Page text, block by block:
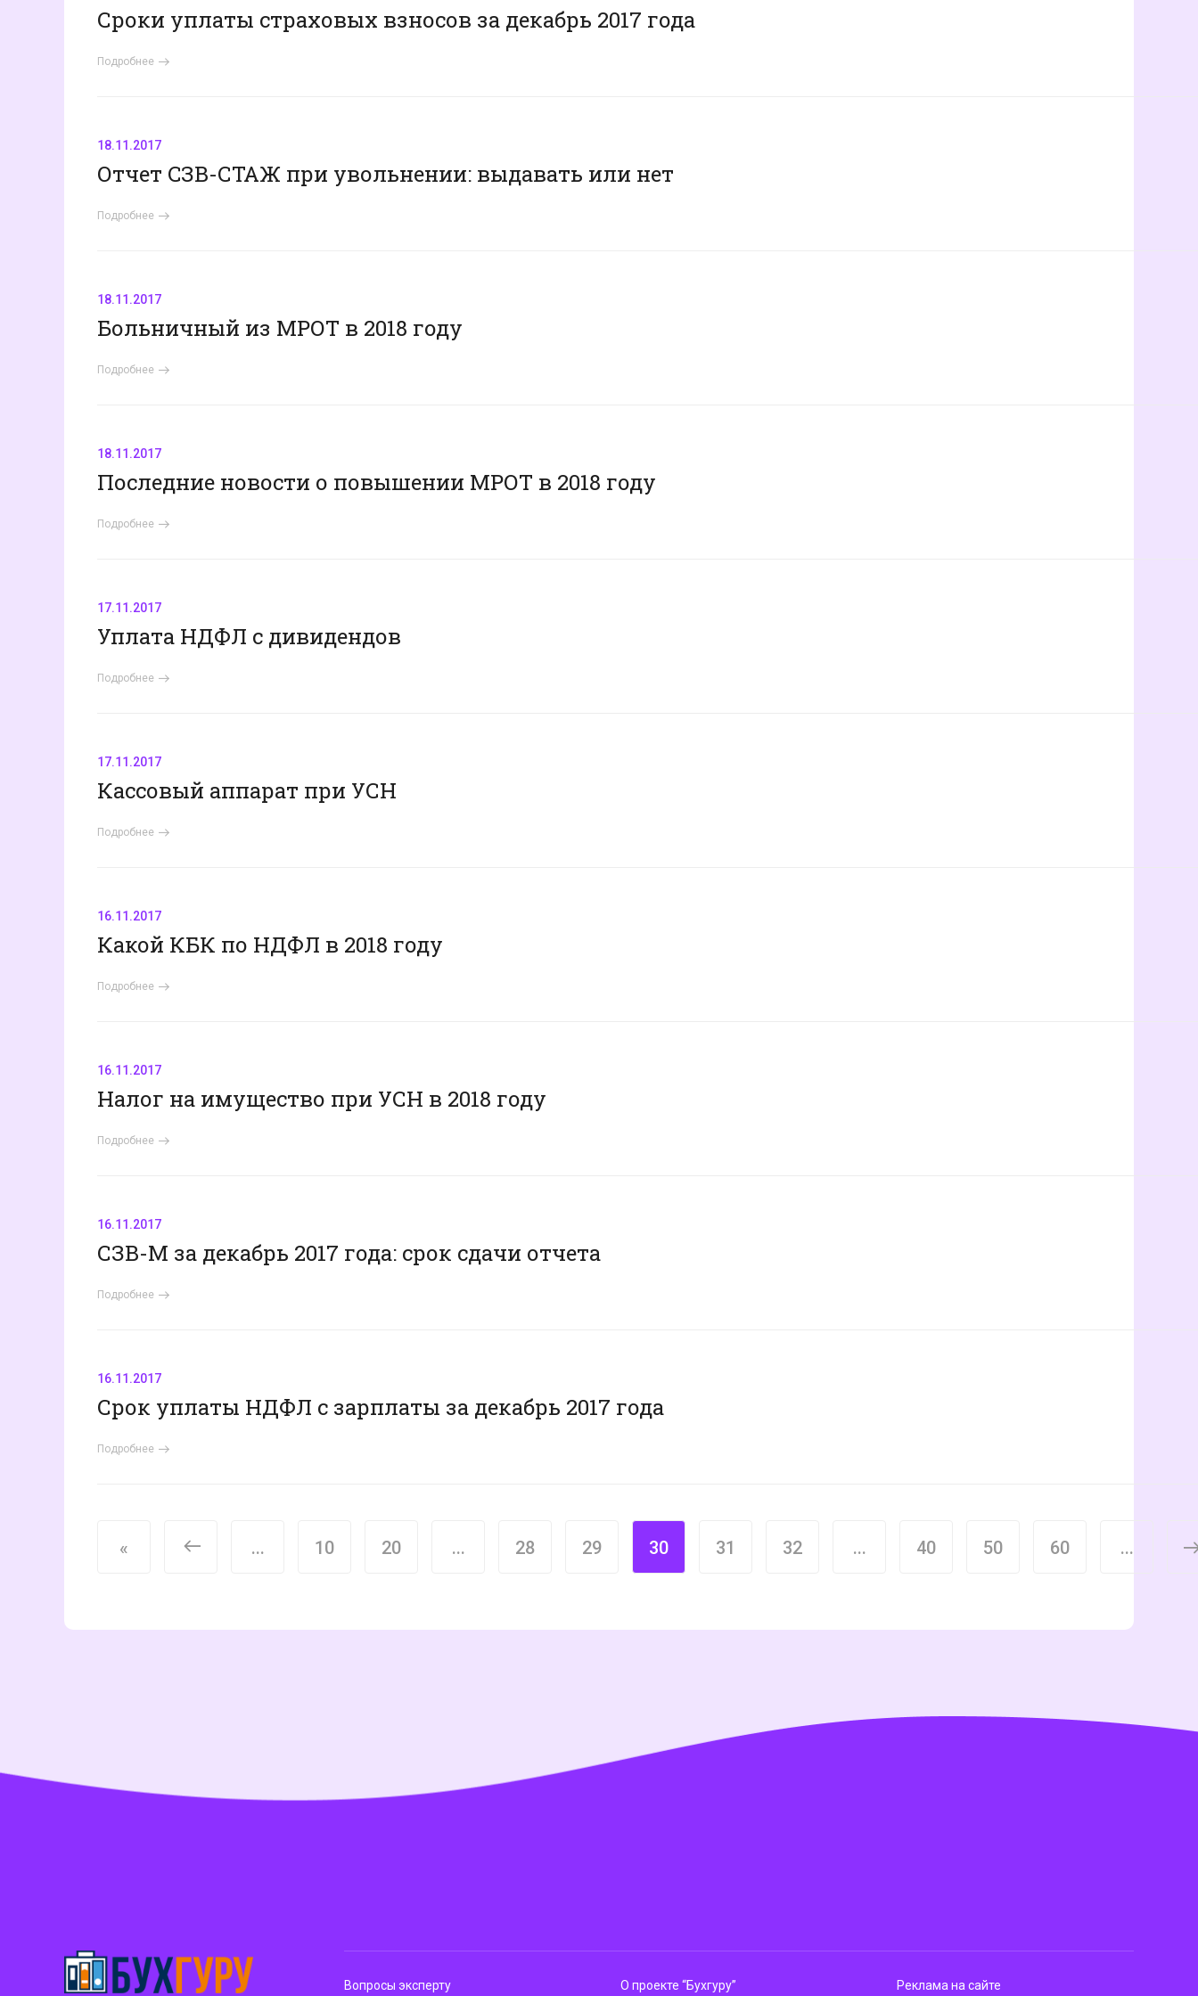
Сроки уплаты страховых взносов за декабрь 2017 года
Подробнее
18.11.2017
Отчет CЗВ-СТАЖ при увольнении: выдавать или нет
Подробнее
18.11.2017
Больничный из МРОТ в 2018 году
Подробнее
18.11.2017
Последние новости о повышении МРОТ в 2018 году
Подробнее
17.11.2017
Уплата НДФЛ с дивидендов
Подробнее
17.11.2017
Кассовый аппарат при УСН
Подробнее
16.11.2017
Какой КБК по НДФЛ в 2018 году
Подробнее
16.11.2017
Налог на имущество при УСН в 2018 году
Подробнее
16.11.2017
СЗВ-М за декабрь 2017 года: срок сдачи отчета
Подробнее
16.11.2017
Срок уплаты НДФЛ с зарплаты за декабрь 2017 года
Подробнее
« < ... 10 20 ... 28 29 30 31 32 ... 40 50 60 ... >
Вопросы эксперту О проекте “Бухгуру” Реклама на сайте